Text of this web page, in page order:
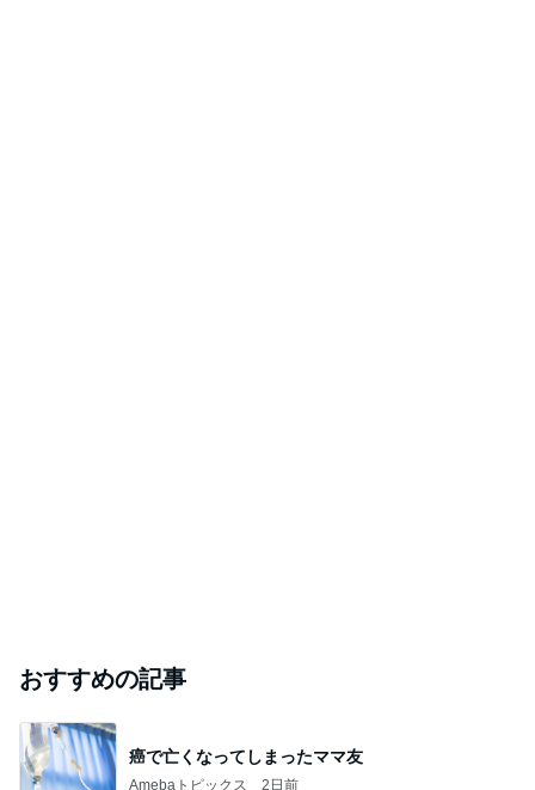
おすすめの記事
癌で亡くなってしまったママ友
Amebaトピックス 2日前